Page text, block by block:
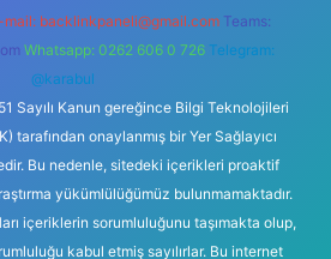
mail: backlinkpaneli@gmail.com Teams:
Whatsapp: 0262 606 0 726 Telegram:
@karabul
Sayılı Kanun gereğince Bilgi Teknolojileri
tarafından onaylanmış bir Yer Sağlayıcı
Bu nedenle, sitedeki içerikleri proaktif
yükümlülüğümüz bulunmamaktadır.
içeriklerin sorumluluğunu taşımakta olup,
kabul etmiş sayılırlar. Bu internet